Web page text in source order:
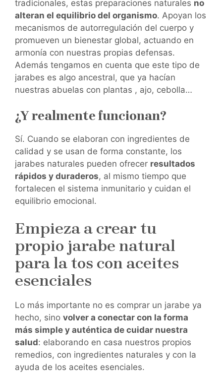
tradicionales, estas preparaciones naturales no
alteran el equilibrio del organismo. Apoyan los
mecanismos de autorregulación del cuerpo y
promueven un bienestar global, actuando en
armonía con nuestras propias defensas.
Además tengamos en cuenta que este tipo de
jarabes es algo ancestral, que ya hacían
nuestras abuelas con plantas , ajo, cebolla…
¿Y realmente funcionan?
Sí. Cuando se elaboran con ingredientes de
calidad y se usan de forma constante, los
jarabes naturales pueden ofrecer resultados
rápidos y duraderos, al mismo tiempo que
fortalecen el sistema inmunitario y cuidan el
equilibrio emocional.
Empieza a crear tu
propio jarabe natural
para la tos con aceites
esenciales
Lo más importante no es comprar un jarabe ya
hecho, sino volver a conectar con la forma
más simple y auténtica de cuidar nuestra
salud: elaborando en casa nuestros propios
remedios, con ingredientes naturales y con la
ayuda de los aceites esenciales.